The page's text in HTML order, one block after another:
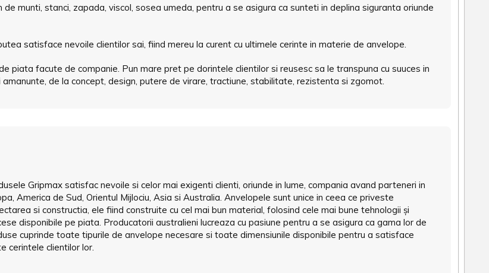
munti, stanci, zapada, viscol, sosea umeda, pentru a se asigura ca sunteti in deplina siguranta oriunde
satisface nevoile clientilor sai, fiind mereu la curent cu ultimele cerinte in materie de anvelope.
piata facute de companie. Pun mare pret pe dorintele clientilor si reusesc sa le transpuna cu suuces in
de la concept, design, putere de virare, tractiune, stabilitate, rezistenta si zgomot.
Gripmax satisfac nevoile si celor mai exigenti clienti, oriunde in lume, compania avand parteneri in
America de Sud, Orientul Mijlociu, Asia si Australia. Anvelopele sunt unice in ceea ce priveste
si constructia, ele fiind construite cu cel mai bun material, folosind cele mai bune tehnologii și
disponibile pe piata. Producatorii australieni lucreaza cu pasiune pentru a se asigura ca gama lor de
cuprinde toate tipurile de anvelope necesare si toate dimensiunile disponibile pentru a satisface
cerintele clientilor lor.